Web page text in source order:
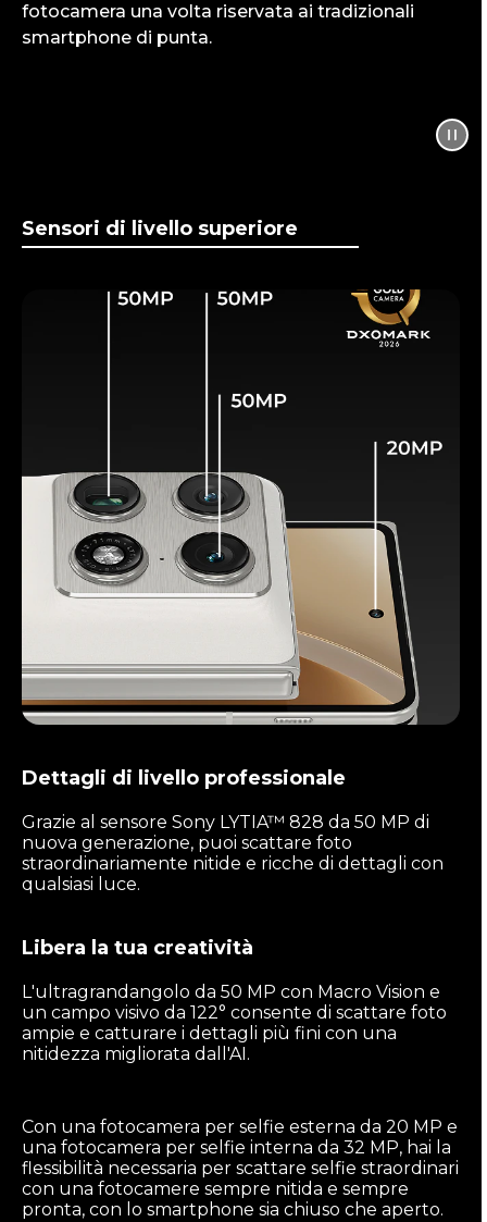
fotocamera una volta riservata ai tradizionali
smartphone di punta.
Sensori di livello superiore
Dettagli di livello professionale
Grazie al sensore Sony LYTIA™ 828 da 50 MP di
nuova generazione, puoi scattare foto
straordinariamente nitide e ricche di dettagli con
qualsiasi luce.
Libera la tua creatività
L'ultragrandangolo da 50 MP con Macro Vision e
un campo visivo da 122° consente di scattare foto
ampie e catturare i dettagli più fini con una
nitidezza migliorata dall'AI.
Con una fotocamera per selfie esterna da 20 MP e
una fotocamera per selfie interna da 32 MP, hai la
flessibilità necessaria per scattare selfie straordinari
con una fotocamere sempre nitida e sempre
pronta, con lo smartphone sia chiuso che aperto.